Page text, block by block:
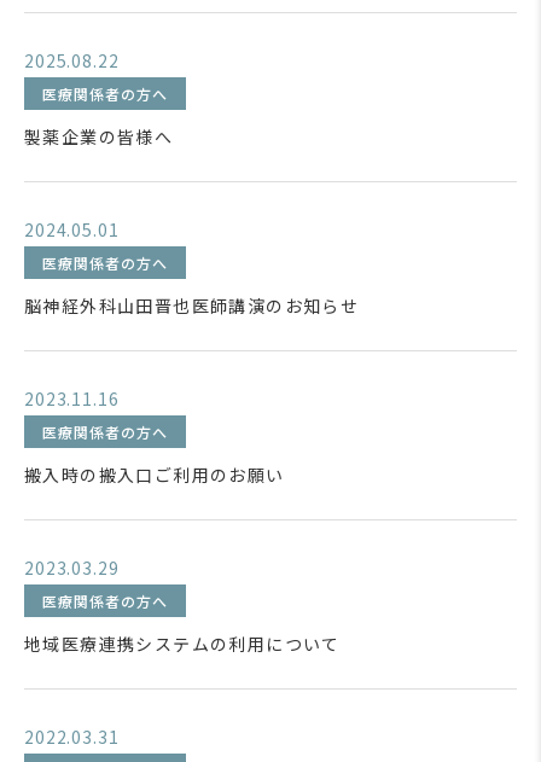
2025.08.22
医療関係者の方へ
製薬企業の皆様へ
2024.05.01
医療関係者の方へ
脳神経外科山田晋也医師講演のお知らせ
2023.11.16
医療関係者の方へ
搬入時の搬入口ご利用のお願い
2023.03.29
医療関係者の方へ
地域医療連携システムの利用について
2022.03.31